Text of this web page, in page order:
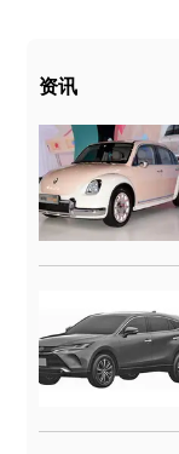
资讯